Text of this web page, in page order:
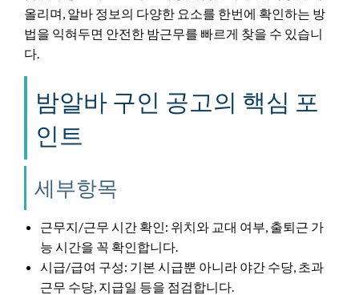
올리며, 알바 정보의 다양한 요소를 한번에 확인하는 방
법을 익혀두면 안전한 밤근무를 빠르게 찾을 수 있습니
다.
밤알바 구인 공고의 핵심 포
인트
세부항목
근무지/근무 시간 확인: 위치와 교대 여부, 출퇴근 가
능 시간을 꼭 확인합니다.
시급/급여 구성: 기본 시급뿐 아니라 야간 수당, 초과
근무 수당, 지급일 등을 점검합니다.